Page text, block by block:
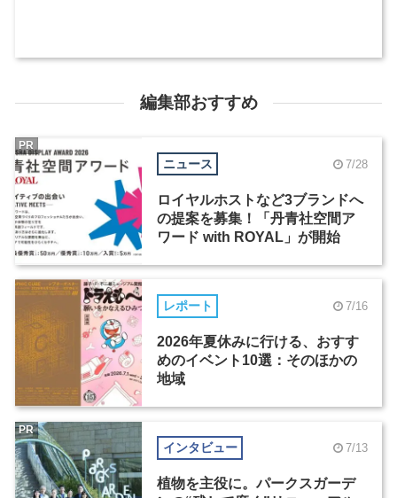
編集部おすすめ
ニュース 7/28
ロイヤルホストなど3ブランドへ
の提案を募集！「丹青社空間ア
ワード with ROYAL」が開始
PR
レポート 7/16
2026年夏休みに行ける、おすす
めのイベント10選：そのほかの
地域
インタビュー 7/13
植物を主役に。パークスガーデ
PR